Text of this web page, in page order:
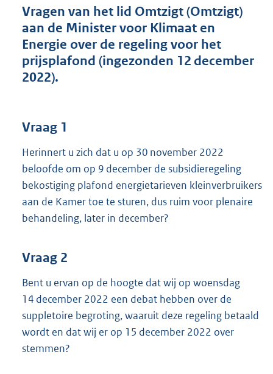
d
s
g
r
7
K
b
Vragen van het lid Omtzigt (Omtzigt)
aan de Minister voor Klimaat en
Energie over de regeling voor het
prijsplafond (ingezonden 12 december
2022).
Vraag 1
Herinnert u zich dat u op 30 november 2022
beloofde om op 9 december de subsidieregeling
bekostiging plafond energietarieven kleinverbruikers
aan de Kamer toe te sturen, dus ruim voor plenaire
behandeling, later in december?
Vraag 2
Bent u ervan op de hoogte dat wij op woensdag
14 december 2022 een debat hebben over de
suppletoire begroting, waaruit deze regeling betaald
wordt en dat wij er op 15 december 2022 over
stemmen?